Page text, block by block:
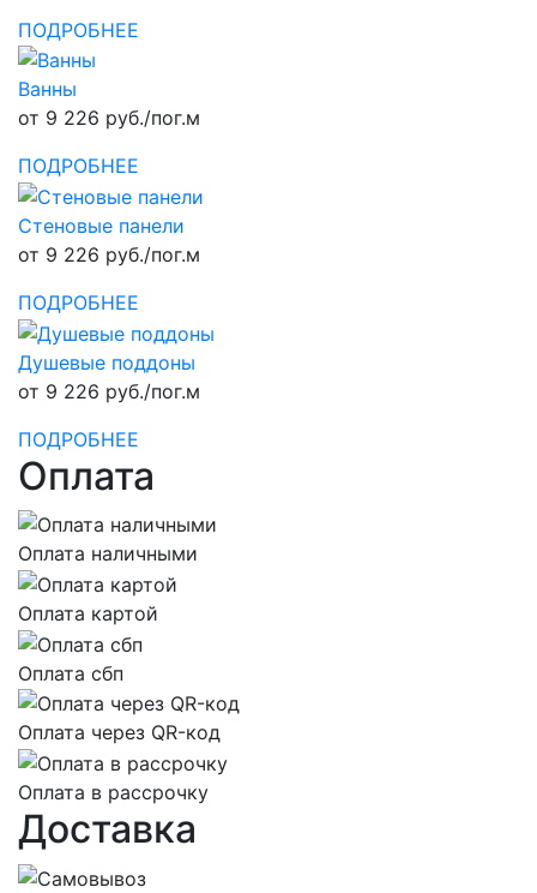
ПОДРОБНЕЕ
Ванны
от 9 226 руб./пог.м
ПОДРОБНЕЕ
Стеновые панели
от 9 226 руб./пог.м
ПОДРОБНЕЕ
Душевые поддоны
от 9 226 руб./пог.м
ПОДРОБНЕЕ
Оплата
Оплата наличными
Оплата картой
Оплата сбп
Оплата через QR-код
Оплата в рассрочку
Доставка